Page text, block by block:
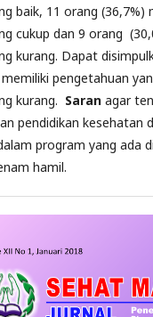
baik, 11 orang (36,7%)
cukup dan 9 orang
kurang. Dapat
pengetahuan
kurang. Saran agar
pendidikan kesehatan
program yang ada
hamil.